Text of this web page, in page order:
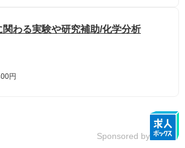
関わる実験や研究補助/化学分析
円
Sponsored by